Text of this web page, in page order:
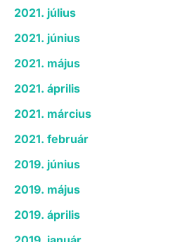
2021. július
2021. június
2021. május
2021. április
2021. március
2021. február
2019. június
2019. május
2019. április